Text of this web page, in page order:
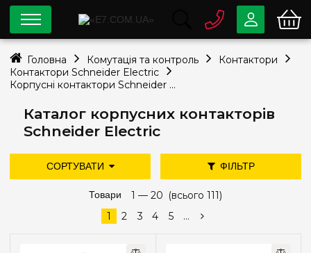
Каталог корпусних контакторів
Schneider Electric
СОРТУВАТИ ФІЛЬТР
дорожче
нові надходження
Товари 1 — 20 (всього 111)
1
2 3 4 5 ...
0 80033-63-07
info@e7.com.ua
334-79-78
Viber Telegram
Головна Комутація та контроль
Контактори
Контактори Schneider Electric
Корпусні контактори Schneider Electric